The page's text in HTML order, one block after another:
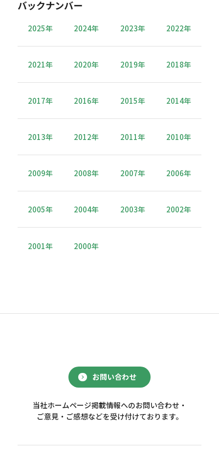
バックナンバー
2025年 2024年 2023年 2022年
2021年 2020年 2019年 2018年
2017年 2016年 2015年 2014年
2013年 2012年 2011年 2010年
2009年 2008年 2007年 2006年
2005年 2004年 2003年 2002年
2001年 2000年
お問い合わせ
当社ホームページ掲載情報へのお問い合わせ・
ご意見・ご感想などを受け付けております。